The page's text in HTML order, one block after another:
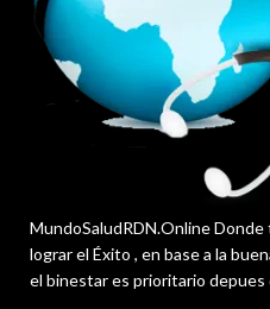
MundoSaludRDN.Online Donde
lograr el Éxito , en base a la
el binestar es prioritario depues